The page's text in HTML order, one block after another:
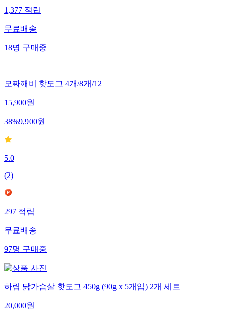
1,377 적립
무료배송
18명 구매중
모짜깨비 핫도그 4개/8개/12
15,900원
38%9,900원
5.0
(2)
297적립
무료배송
97명구매중
하림 닭가슴살 핫도그 450g (90g x 5개입) 2개 세트
20,000원